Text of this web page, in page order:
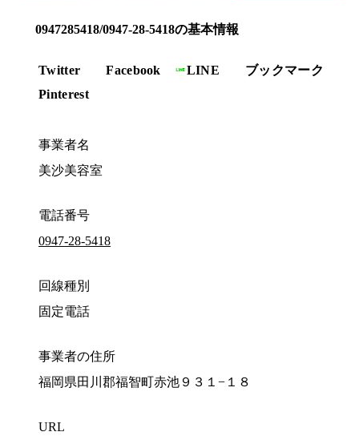
0947285418/0947-28-5418の基本情報
Twitter Facebook LINE
ブックマーク
Pinterest
事業者名
美沙美容室
電話番号
0947-28-5418
回線種別
固定電話
事業者の住所
福岡県田川郡福智町赤池９３１−１８
URL